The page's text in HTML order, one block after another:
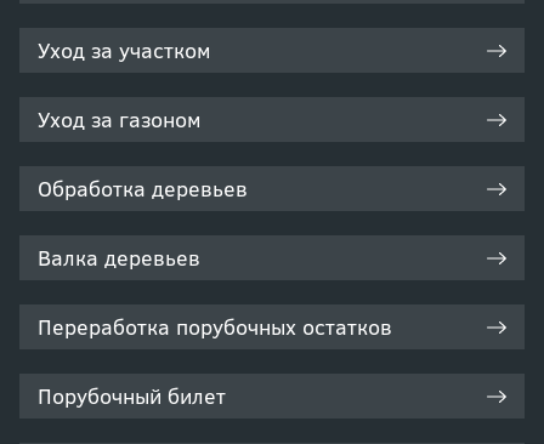
Уход за участком
Уход за газоном
Обработка деревьев
Валка деревьев
Переработка порубочных остатков
Порубочный билет